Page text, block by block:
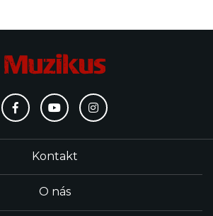
Kontakt
O nás